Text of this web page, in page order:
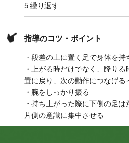
5.繰り返す
指導のコツ・ポイント
・段差の上に置く足で身体を持
・上がる時だけでなく、降り
置に戻り、次の動作につなげる
・腕をしっかり振る
・持ち上がった際に下側の足
片側の意識に集中させる